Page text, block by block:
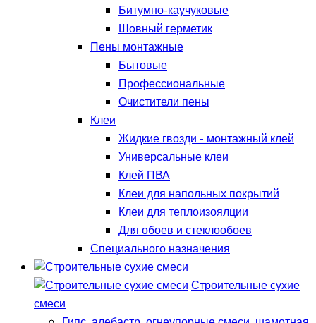
Битумно-каучуковые
Шовный герметик
Пены монтажные
Бытовые
Профессиональные
Очистители пены
Клеи
Жидкие гвозди - монтажный клей
Универсальные клеи
Клей ПВА
Клеи для напольных покрытий
Клеи для теплоизоялции
Для обоев и стеклообоев
Специального назначения
Строительные сухие
смеси